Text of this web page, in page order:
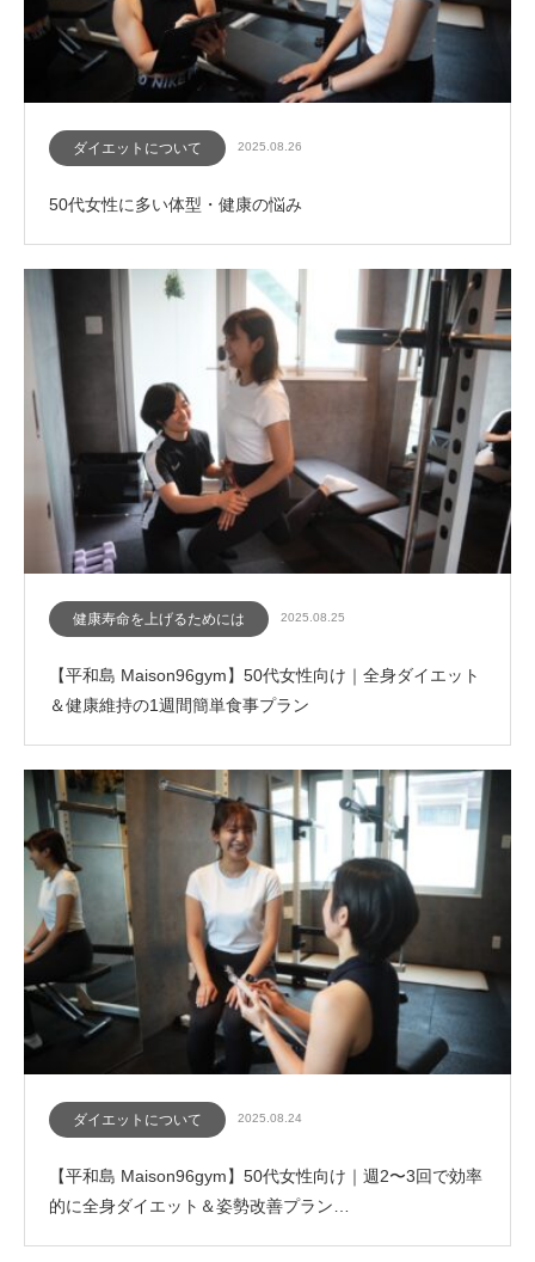
ダイエットについて 2025.08.26
50代女性に多い体型・健康の悩み
健康寿命を上げるためには 2025.08.25
【平和島 Maison96gym】50代女性向け｜全身ダイエット
＆健康維持の1週間簡単食事プラン
ダイエットについて 2025.08.24
【平和島 Maison96gym】50代女性向け｜週2〜3回で効率
的に全身ダイエット＆姿勢改善プラン…